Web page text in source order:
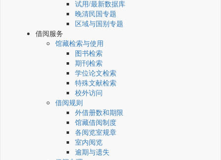
试用/最新数据库
晚清民国专题
区域与国别专题
借阅服务
馆藏检索与使用
图书检索
期刊检索
学位论文检索
特殊文献检索
校外访问
借阅规则
外借册数和期限
馆藏借阅制度
各阅览室规章
室内阅览
逾期与遗失